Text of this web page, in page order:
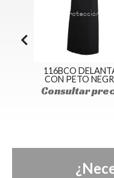
116BCO
CON PETO
Consultar